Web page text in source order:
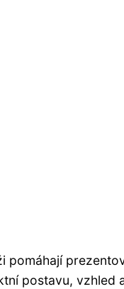
pomáhají
postavu, vzhled